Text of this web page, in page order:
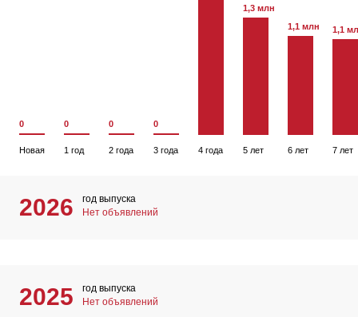
0
Новая
0
1 год
0
2 года
0
3 года 4 года
1,3 млн
5 лет
1,1 млн
6 лет
1,1
7 лет
2026
год выпуска
Нет объявлений
2025
год выпуска
Нет объявлений